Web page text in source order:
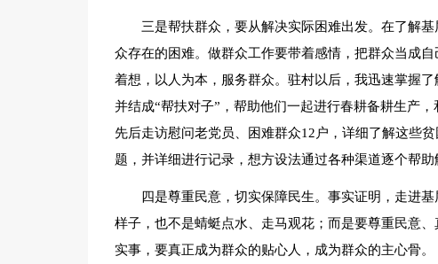
三是帮扶群众，要从解决实际困难出发。在了解
众存在的困难。做群众工作要带着感情，把群众当成
着想，以人为本，服务群众。驻村以后，我迅速掌握
并结成“帮扶对子”，帮助他们一起进行春耕备耕生产
先后走访慰问老党员、困难群众12户，详细了解这些
题，并详细进行记录，想方设法通过各种渠道逐个帮助
四是尊重民意，切实保障民生。事实证明，走进
样子，也不是蜻蜓点水、走马观花；而是要尊重民意
实事，要真正成为群众的贴心人，成为群众的主心骨。